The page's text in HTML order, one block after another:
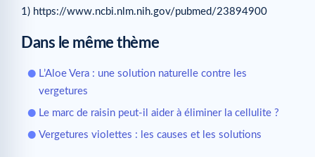
1) https://www.ncbi.nlm.nih.gov/pubmed/23894900
Dans le même thème
L’Aloe Vera : une solution naturelle contre les
vergetures
Le marc de raisin peut-il aider à éliminer la cellulite ?
Vergetures violettes : les causes et les solutions